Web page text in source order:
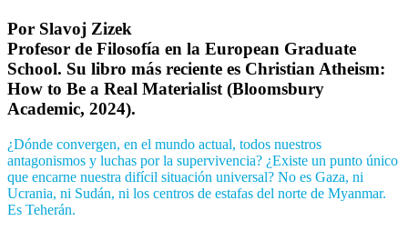
Por Slavoj Zizek
Profesor de Filosofía en la European Graduate
School. Su libro más reciente es Christian Atheism:
How to Be a Real Materialist (Bloomsbury
Academic, 2024).
¿Dónde convergen, en el mundo actual, todos nuestros
antagonismos y luchas por la supervivencia? ¿Existe un punto único
que encarne nuestra difícil situación universal? No es Gaza, ni
Ucrania, ni Sudán, ni los centros de estafas del norte de Myanmar.
Es Teherán.